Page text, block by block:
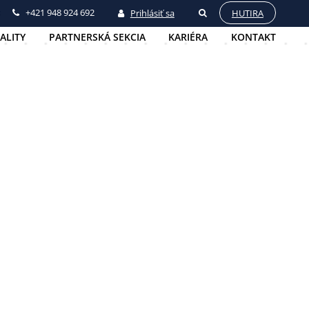
+421 948 924 692 Prihlásiť sa HUTIRA
PARTNERSKÁ SEKCIA KARIÉRA KONTAKT